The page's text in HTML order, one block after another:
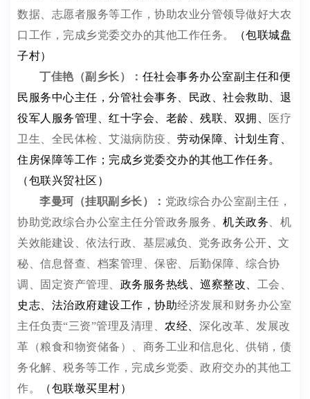
数据、志愿者服务等工作，协助农业分管领导做好大农
口工作， 完成乡党委交办的其他工作任务。
（包联城盘
子村）
丁佳艳（副乡长）： 任社会事务办公室副主任和便
民服务中心主任，分管社会事务、民政、社会救助、退
役军人服务管理、红十字会、老龄、残联、双拥、
医疗
卫生、全民体检、艾滋病防疫、 劳动保障、计划生育、
住房保障等工作；完成乡党委交办的其他工作任务。
（包联兴贸社区）
李曼珂（挂职副乡长）： 党政综合办公室副主任，
协助党政综合办公室主任分管政务服务、 机关政务 、机
关效能建设、依法行政、 基层减负、 党务政务公开
文
秘、信息督查、档案管理、保密 、后勤保障
综合协
调、
固定资产管理、 政务服务热线、 巡察整改、 工会、
史志、 法治政府建设工作，协助经济发展和财务办公室
主任负责“三资”管理及清理、 农经、 深化改革、发展改
革（粮食和物资储备）、商务工业和信息化、供销，债
务化解、税务等工作，完成乡党委、政府交办的其他工
作。
（包联墩买里村）